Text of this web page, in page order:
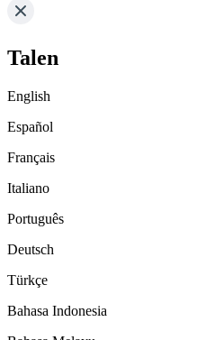
Talen
English
Español
Français
Italiano
Português
Deutsch
Türkçe
Bahasa Indonesia